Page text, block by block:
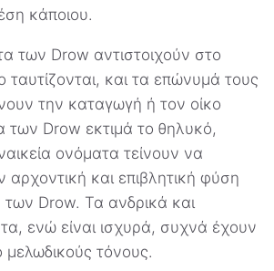
κάποιου.
των Drow αντιστοιχούν στο
ταυτίζονται, και τα επώνυμά τους
την καταγωγή ή τον οίκο
των Drow εκτιμά το θηλυκό,
ονόματα τείνουν να
αρχοντική και επιβλητική φύση
Drow. Τα ανδρικά και
ενώ είναι ισχυρά, συχνά έχουν
μελωδικούς τόνους.